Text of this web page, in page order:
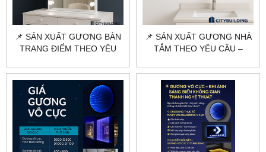
📌 SẢN XUẤT GƯƠNG BÀN
TRANG ĐIỂM THEO YÊU
CITYBUILDING
📌 SẢN XUẤT GƯƠNG NHÀ
TẮM THEO YÊU CẦU –
THƯỚC – MẪU MÃ ĐA
DẠNG